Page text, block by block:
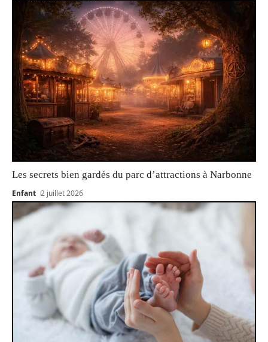
Les secrets bien gardés du parc d’attractions à Narbonne
Enfant 2 juillet 2026